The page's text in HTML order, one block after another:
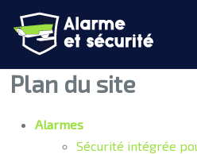
Plan du site
Alarmes
Sécurité intégrée